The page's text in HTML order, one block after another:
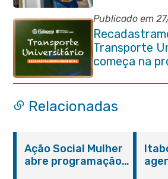
Publicado em
Transporte
começa na
feira (29/07)
Relacionadas
Ação Social Mulher
abre programação